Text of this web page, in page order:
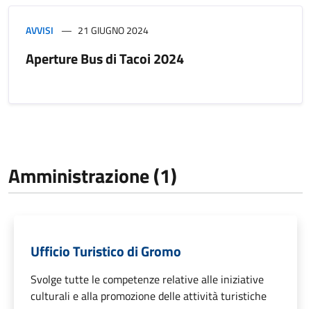
AVVISI 21 GIUGNO 2024
Aperture Bus di Tacoi 2024
Amministrazione (1)
Ufficio Turistico di Gromo
Svolge tutte le competenze relative alle iniziative
culturali e alla promozione delle attività turistiche